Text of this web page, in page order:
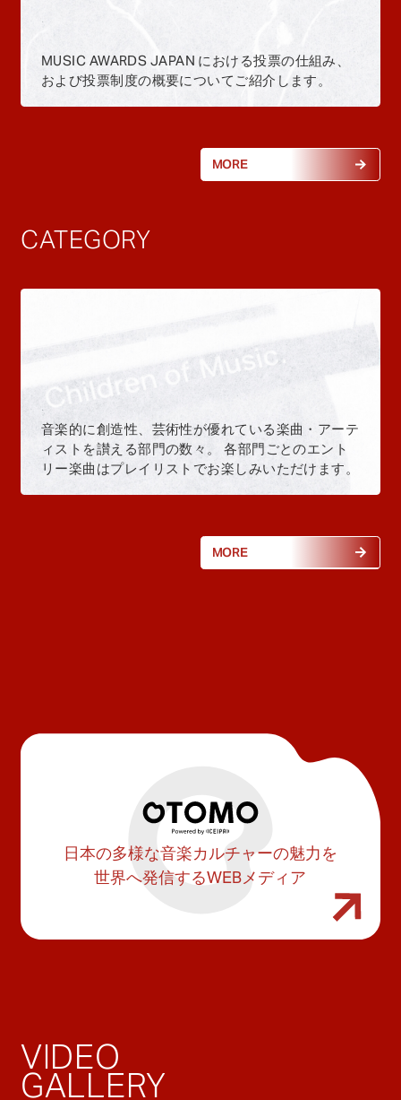
MUSIC AWARDS JAPAN における投票の仕組み、
および投票制度の概要についてご紹介します。
MORE
CATEGORY
音楽的に創造性、芸術性が優れている楽曲・アーテ
ィストを讃える部門の数々。 各部門ごとのエント
リー楽曲はプレイリストでお楽しみいただけます。
MORE
日本の多様な音楽カルチャーの魅力を
世界へ発信するWEBメディア
VIDEO
GALLERY